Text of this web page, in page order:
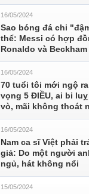
16/05/2024
Sao bóng đá chi
thể: Messi có hợp
Ronaldo và
16/05/2024
70 tuổi tôi mới ngộ
vọng 5 ĐIỀU, ai bi
vò, mãi không thoát
16/05/2024
Nam ca sĩ Việt phải
giả: Do một người
ngủ, hát không nổi
15/05/2024